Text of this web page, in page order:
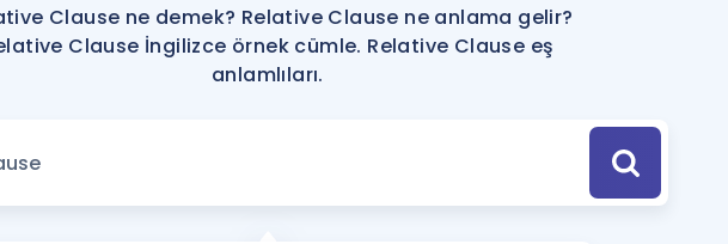
YDS ve YÖKDİL'e Hazırlananlar için Öneriler
Eğitim ve Kitaplara Özel Fırsatlar
Clause ne demek? Relative Clause ne anlama gelir?
Clause İngilizce örnek cümle. Relative Clause eş
anlamlıları.